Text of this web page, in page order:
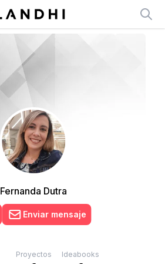
Fernanda Dutra
Enviar mensaje
Proyectos Ideabooks